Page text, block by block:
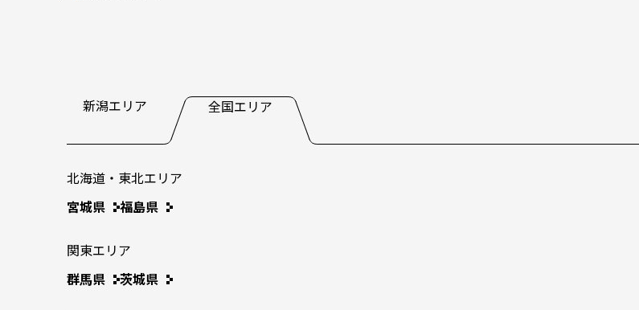
新潟エリア 全国エリア
北海道・東北エリア
宮城県
福島県
関東エリア
群馬県
茨城県